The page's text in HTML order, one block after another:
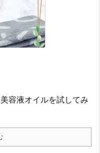
容液オイルを試してみ